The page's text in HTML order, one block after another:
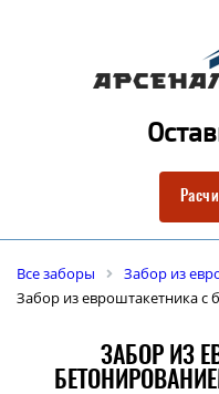
Все заборы
Забор из
Забор из евроштакетника с
ЗАБОР ИЗ